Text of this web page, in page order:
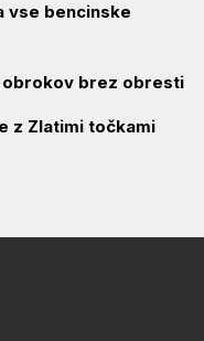
vse bencinske
obrokov brez obresti
z Zlatimi točkami